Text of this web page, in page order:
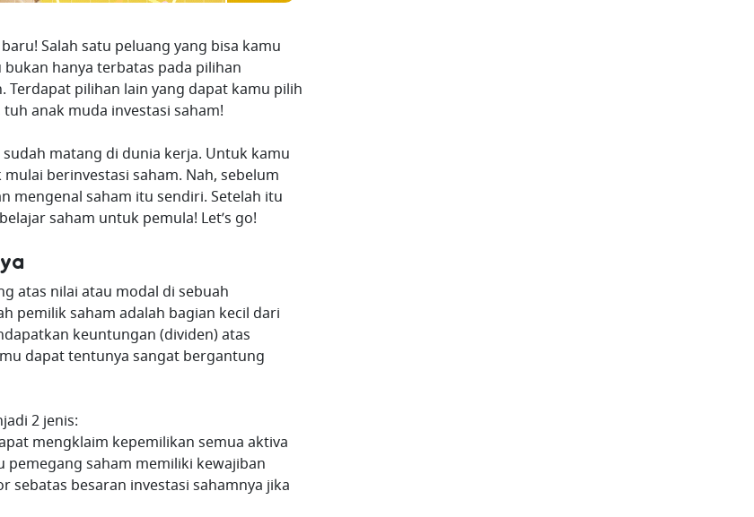
Salah satu peluang yang bisa kamu
hanya terbatas pada pilihan
pilihan lain yang dapat kamu pilih
anak muda investasi saham!
matang di dunia kerja. Untuk kamu
berinvestasi saham. Nah, sebelum
mengenal saham itu sendiri. Setelah itu
saham untuk pemula! Let’s go!
atas nilai atau modal di sebuah
pemilik saham adalah bagian kecil dari
keuntungan (dividen) atas
dapat tentunya sangat bergantung
2 jenis:
mengklaim kepemilikan semua aktiva
pemegang saham memiliki kewajiban
sebatas besaran investasi sahamnya jika